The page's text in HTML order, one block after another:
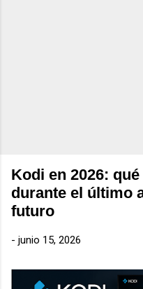
Kodi en 2026:
durante el último
futuro
- junio 15, 2026